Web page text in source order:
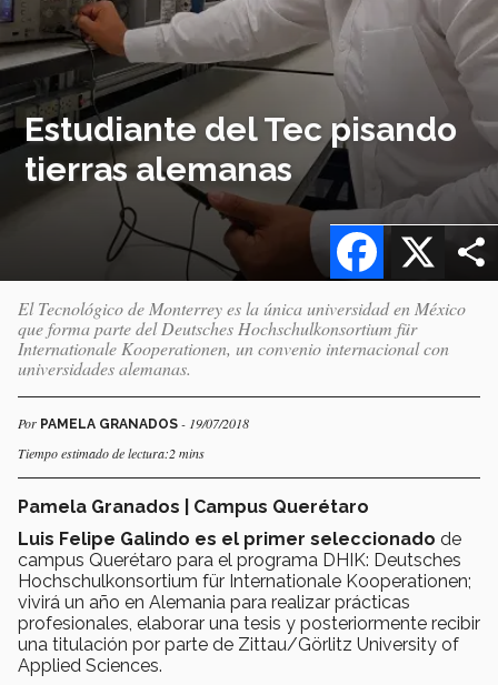
Estudiante del Tec pisando
tierras alemanas
X
Facebook
El Tecnológico de Monterrey es la única universidad en México
que forma parte del Deutsches Hochschulkonsortium für
Internationale Kooperationen, un convenio internacional con
universidades alemanas.
Por PAMELA GRANADOS - 19/07/2018
Tiempo estimado de lectura:2 mins
Pamela Granados | Campus Querétaro
Luis Felipe Galindo es el primer seleccionado de
campus Querétaro para el programa DHIK: Deutsches
Hochschulkonsortium für Internationale Kooperationen;
vivirá un año en Alemania para realizar prácticas
profesionales, elaborar una tesis y posteriormente recibir
una titulación por parte de Zittau/Görlitz University of
Applied Sciences.